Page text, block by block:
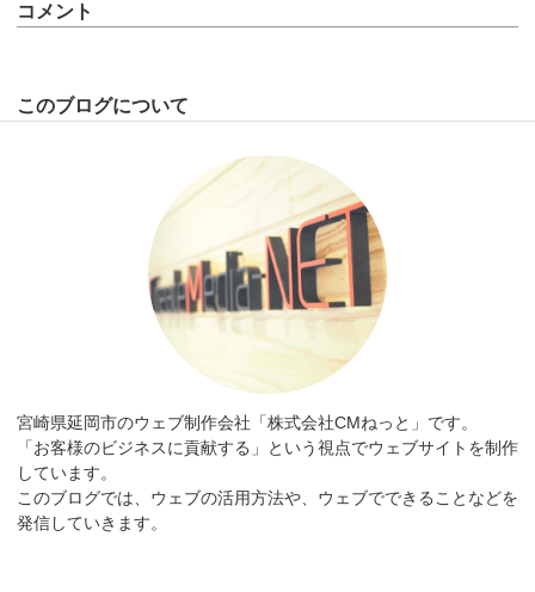
コメント
このブログについて
宮崎県延岡市のウェブ制作会社「株式会社CMねっと」です。
「お客様のビジネスに貢献する」という視点でウェブサイトを制作
しています。
このブログでは、ウェブの活用方法や、ウェブでできることなどを
発信していきます。